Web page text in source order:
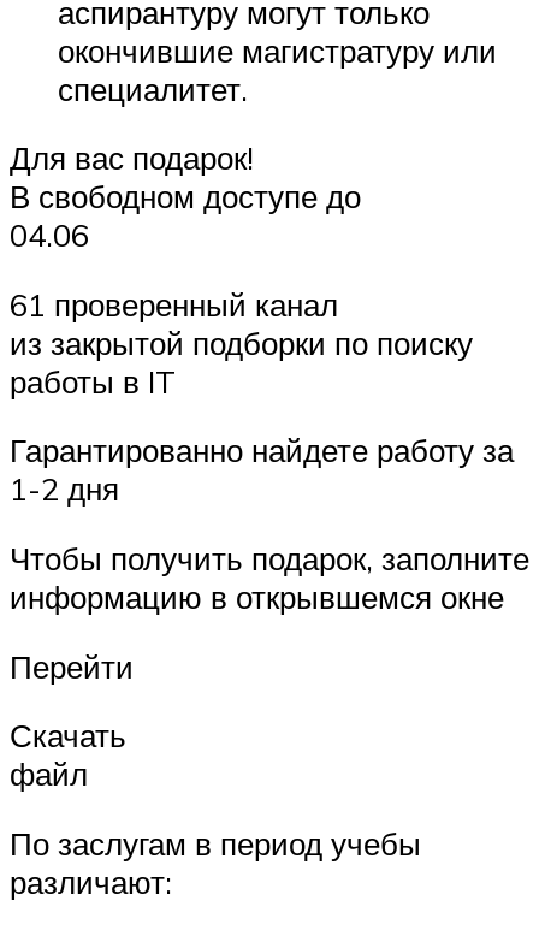
аспирантуру могут только
окончившие магистратуру или
специалитет.
Для вас подарок!
В свободном доступе до
04.06
61 проверенный канал
из закрытой подборки по поиску
работы в IT
Гарантированно найдете работу за
1-2 дня
Чтобы получить подарок, заполните
информацию в открывшемся окне
Перейти
Скачать
файл
По заслугам в период учебы
различают: